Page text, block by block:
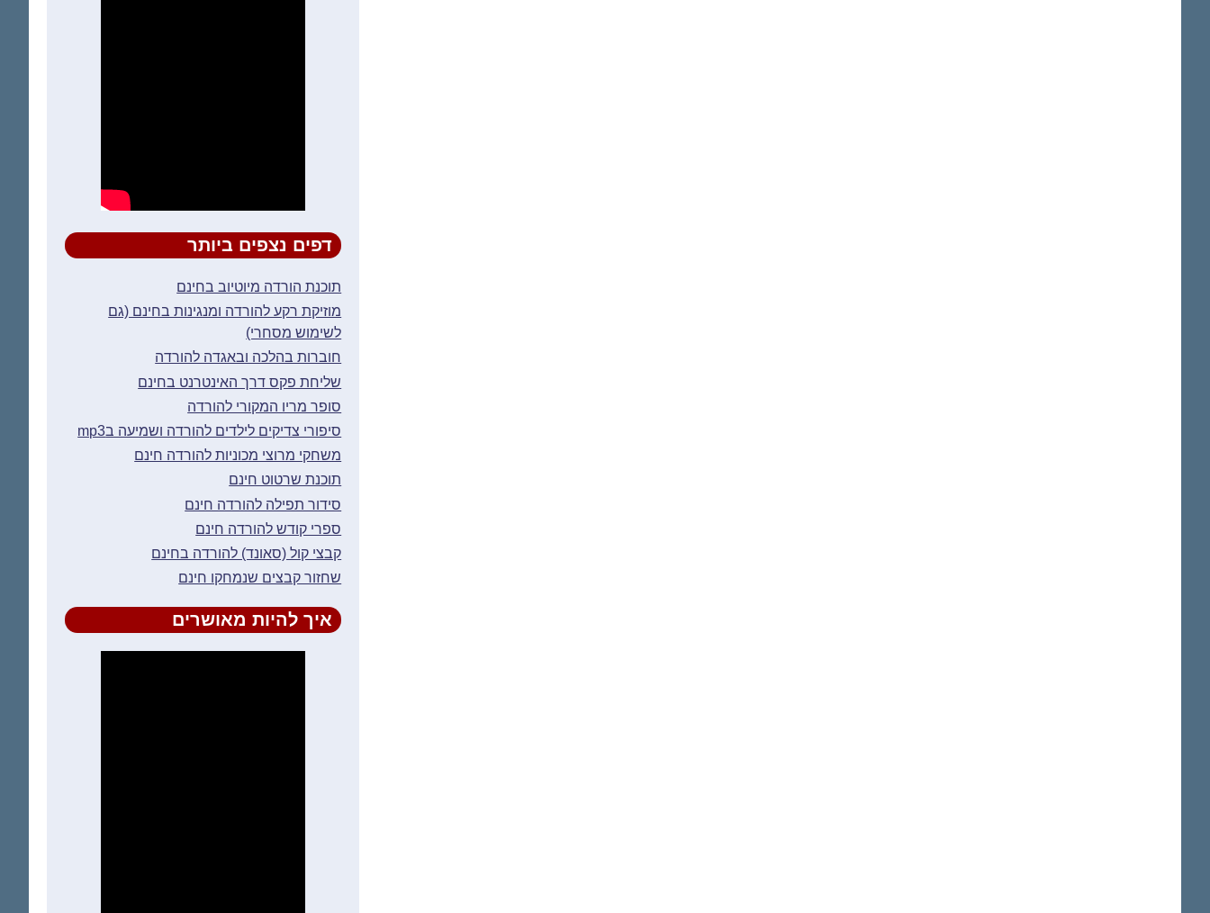
דפים נצפים ביותר
תוכנת הורדה מיוטיוב בחינם
מוזיקת רקע להורדה ומנגינות בחינם (גם
לשימוש מסחרי)
חוברות בהלכה ובאגדה להורדה
שליחת פקס דרך האינטרנט בחינם
סופר מריו המקורי להורדה
סיפורי צדיקים לילדים להורדה ושמיעה בmp3
משחקי מרוצי מכוניות להורדה חינם
תוכנת שרטוט חינם
סידור תפילה להורדה חינם
ספרי קודש להורדה חינם
קבצי קול (סאונד) להורדה בחינם
שחזור קבצים שנמחקו חינם
איך להיות מאושרים